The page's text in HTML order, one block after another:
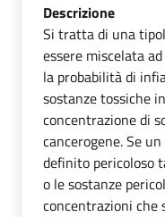
Descrizione
Si tratta di una
essere miscelata
la probabilità di
sostanze tossiche
concentrazione di
cancerogene. Se
definito pericoloso
o le sostanze
concentrazioni che